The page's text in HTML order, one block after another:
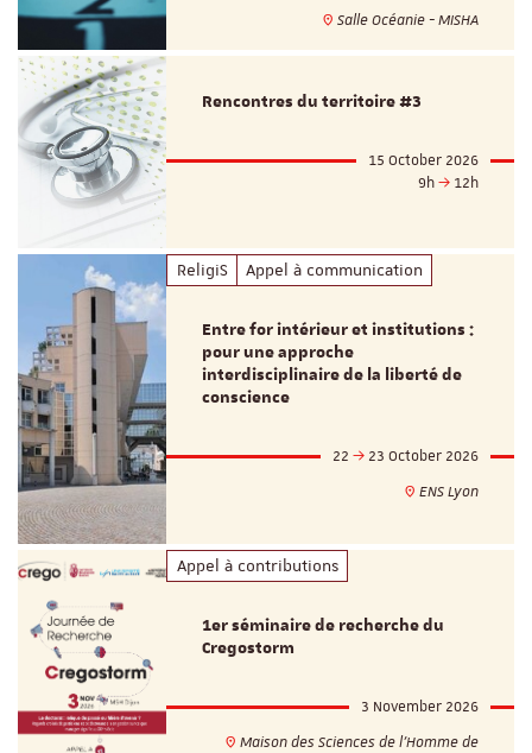
Salle Océanie - MISHA
Rencontres du territoire #3
15 October 2026
9h
12h
ReligiS Appel à communication
Entre for intérieur et institutions :
pour une approche
interdisciplinaire de la liberté de
conscience
22
23 October 2026
ENS Lyon
Appel à contributions
1er séminaire de recherche du
Cregostorm
3 November 2026
Maison des Sciences de l'Homme de